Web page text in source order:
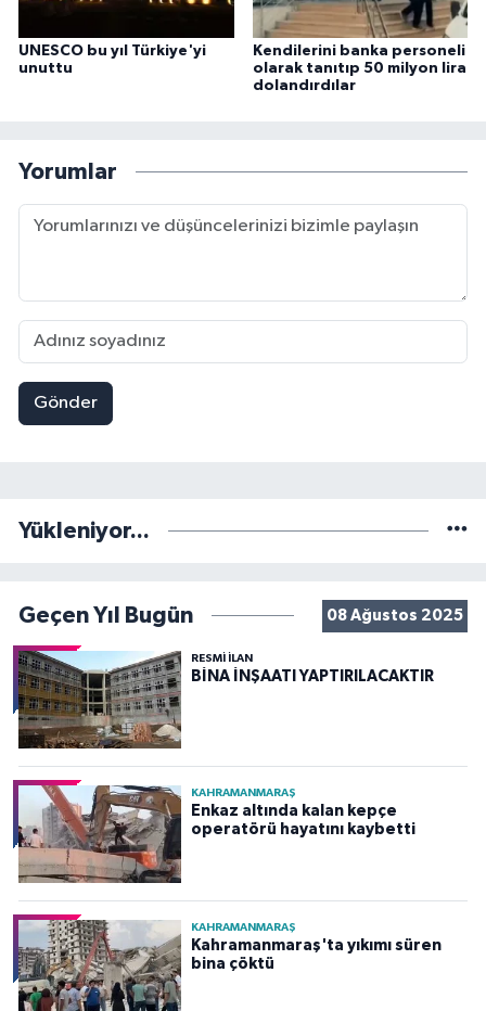
UNESCO bu yıl Türkiye'yi
unuttu
Kendilerini banka personeli
olarak tanıtıp 50 milyon lira
dolandırdılar
Yorumlar
Gönder
Yükleniyor...
Geçen Yıl Bugün 08 Ağustos 2025
RESMİ İLAN
BİNA İNŞAATI YAPTIRILACAKTIR
KAHRAMANMARAŞ
Enkaz altında kalan kepçe
operatörü hayatını kaybetti
KAHRAMANMARAŞ
Kahramanmaraş'ta yıkımı süren
bina çöktü